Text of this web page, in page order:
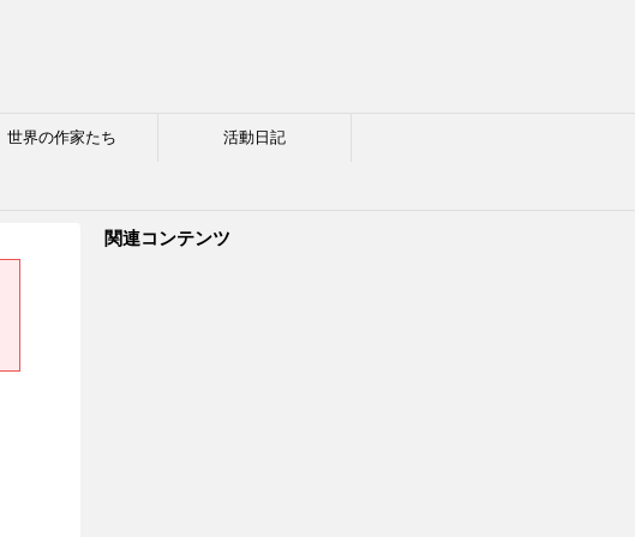
世界の作家たち 活動日記
関連コンテンツ